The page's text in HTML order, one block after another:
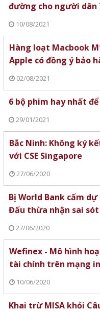
đường cho người dân
10/08/2021
Hàng loạt Macbook
Apple có đồng ý bảo
02/08/2021
6 bộ phim hay nhất
29/01/2021
Bắc Ninh: Không ký
với CSE Singapore
27/06/2020
Bị World Bank cấm
Đẩu thừa nhận sai sót
27/06/2020
Wefinex - Mô hình
tài chính trên mạng
10/06/2020
Khai trừ MISA khỏi